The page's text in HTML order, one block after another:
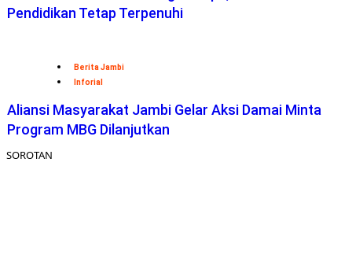
Pendidikan Tetap Terpenuhi
Berita Jambi
Inforial
Aliansi Masyarakat Jambi Gelar Aksi Damai Minta
Program MBG Dilanjutkan
SOROTAN